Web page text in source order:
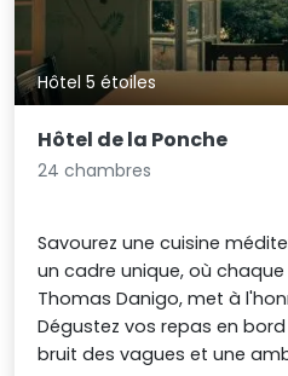
Hôtel 5 étoiles
Hôtel de la Ponche
24 chambres
Savourez une cuisine
un cadre unique, où
Thomas Danigo, met à
Dégustez vos repas en
bruit des vagues et une